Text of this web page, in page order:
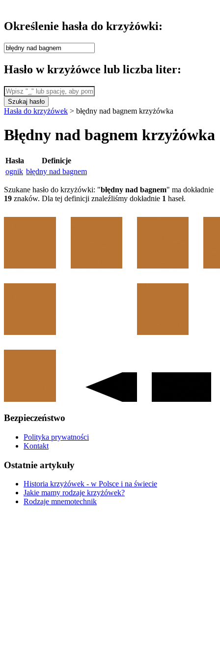
Określenie hasła do krzyżówki:
Hasło w krzyżówce lub liczba liter:
Szukaj hasło
Hasła do krzyżówek > błędny nad bagnem krzyżówka
Błędny nad bagnem krzyżówka
Hasła
Definicje
ognik błędny nad bagnem
Szukane hasło do krzyżówki: "błędny nad bagnem" ma dokładnie
19 znaków. Dla tej definicji znaleźliśmy dokładnie 1 haseł.
Bezpieczeństwo
Polityka prywatności
Kontakt
Ostatnie artykuły
Historia krzyżówek - w Polsce i na świecie
Jakie mamy rodzaje krzyżówek?
Rodzaje mnemotechnik